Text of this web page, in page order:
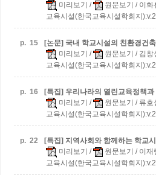
미리보기 / 원문보기 / 이화
교육시설(한국교육시설학회지
p. 15
[논문] 국내 학교시설의 친환경건
미리보기 / 원문보기 / 김창
교육시설(한국교육시설학회지
p. 16
[특집] 우리나라의 열린교육정책
미리보기 / 원문보기 / 류호
교육시설(한국교육시설학회지
p. 22
[특집] 지역사회와 함께하는 학교
미리보기 / 원문보기 / 이재
교육시설(한국교육시설학회지